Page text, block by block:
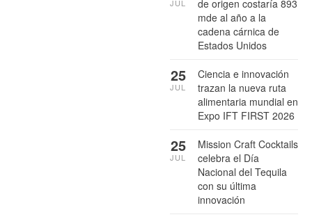
de origen costaría 893
mde al año a la
cadena cárnica de
Estados Unidos
JUL
Ciencia e innovación
trazan la nueva ruta
alimentaria mundial en
Expo IFT FIRST 2026
25
JUL
Mission Craft Cocktails
celebra el Día
Nacional del Tequila
con su última
innovación
25
JUL